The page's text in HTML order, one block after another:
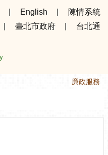
English
陳情系統
臺北市政府 台北通
廉政服務